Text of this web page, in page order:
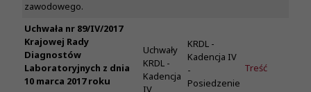
zawodowego.
Uchwała nr 89/IV/2017
Krajowej Rady
Diagnostów
Laboratoryjnych z dnia
10 marca 2017 roku
Uchwały
KRDL -
Kadencja
IV
KRDL -
Kadencja IV
-
Posiedzenie
Treść